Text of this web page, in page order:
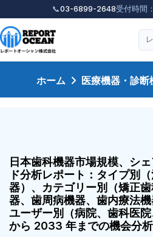
📞03-6899-2648受付時間：
ホーム 医療機器・診断
日本歯科機器市場規模、シ
ド分析レポート：タイプ別
器）、カテゴリー別（矯正
器、歯周病機器、歯内療法
ユーザー別（病院、歯科医
から 2033 年までの機会分